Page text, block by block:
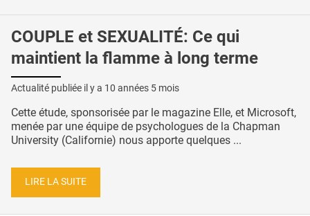
COUPLE et SEXUALITÉ: Ce qui
maintient la flamme à long terme
Actualité publiée il y a 10 années 5 mois
Cette étude, sponsorisée par le magazine Elle, et Microsoft,
menée par une équipe de psychologues de la Chapman
University (Californie) nous apporte quelques ...
LIRE LA SUITE